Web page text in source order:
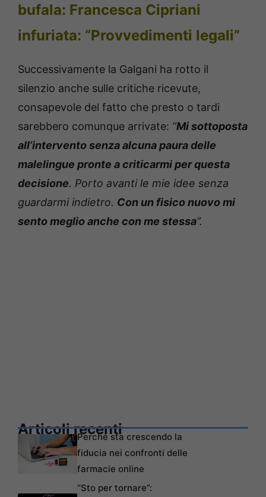
bufala: Francesca Cipriani
infuriata: “Provvedimenti legali”
Successivamente la Galgani ha rotto il
silenzio anche sulle critiche ricevute,
consapevole del fatto che presto o tardi
sarebbero comunque arrivate: “Mi sottoposta
all’intervento senza alcuna paura delle
malelingue pronte a criticarmi per questa
decisione. Porto avanti le mie idee senza
guardarmi indietro. Con un fisico nuovo mi
sento meglio anche con me stessa”.
Articoli recentiPerché sta crescendo la
fiducia nei confronti delle
farmacie online
“Sto per tornare”: